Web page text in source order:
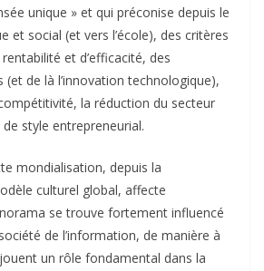
unique » et qui préconise depuis le
et social (et vers l’école), des critères
et d’efficacité, des
de là l’innovation technologique),
la réduction du secteur
style entrepreneurial.
mondialisation, depuis la
culturel global, affecte
se trouve fortement influencé
de l’information, de manière à
un rôle fondamental dans la